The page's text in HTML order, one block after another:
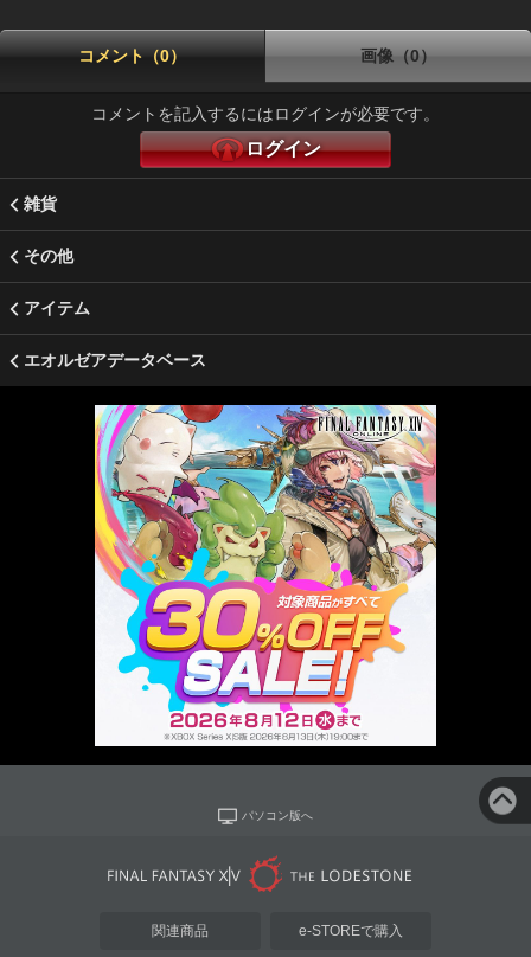
コメント（0） 画像（0）
コメントを記入するにはログインが必要です。
ログイン
雑貨
その他
アイテム
エオルゼアデータベース
パソコン版へ
関連商品 e-STOREで購入